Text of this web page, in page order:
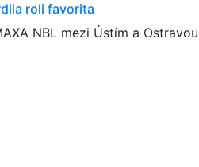
roli favorita
NBL mezi Ústím a Ostravou